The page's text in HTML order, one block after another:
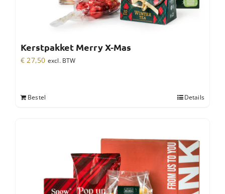
Kerstpakket Merry X-Mas
€ 27,50 excl. BTW
Bestel Details